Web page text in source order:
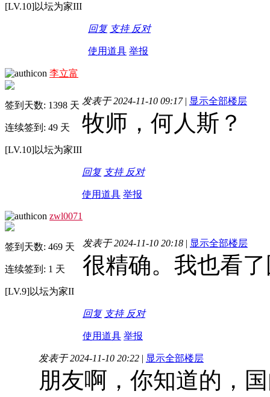
[LV.10]以坛为家III
回复 支持 反对
使用道具 举报
李立富
签到天数: 1398 天
连续签到: 49 天
[LV.10]以坛为家III
发表于 2024-11-10 09:17 | 显示全部楼层
牧师，何人斯？
回复 支持 反对
使用道具 举报
zwl0071
签到天数: 469 天
连续签到: 1 天
[LV.9]以坛为家II
发表于 2024-11-10 20:18 | 显示全部楼层
很精确。我也看
回复 支持 反对
使用道具 举报
发表于 2024-11-10 20:22 | 显示全部楼层
朋友啊，你知道的，